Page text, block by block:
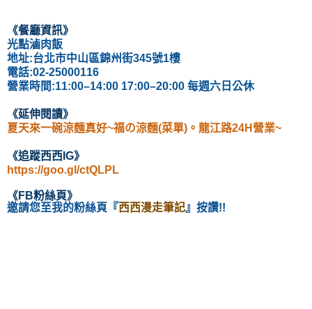
《餐廳資訊》
光點滷肉飯
地址:台北市中山區錦州街345號1樓
電話:02-25000116
營業時間:11:00–14:00 17:00–20:00 每週六日公休
《延伸閱讀》
夏天來一碗涼麵真好~福の涼麵(菜單)。龍江路24H營業~
《追蹤西西IG》
https://goo.gl/ctQLPL
《FB粉絲頁》
邀請您至我的粉絲頁
『西西漫走筆記』按讚!!